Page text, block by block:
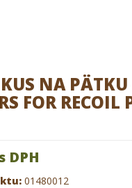
NA PÄTKU
FOR RECOIL
s DPH
01480012